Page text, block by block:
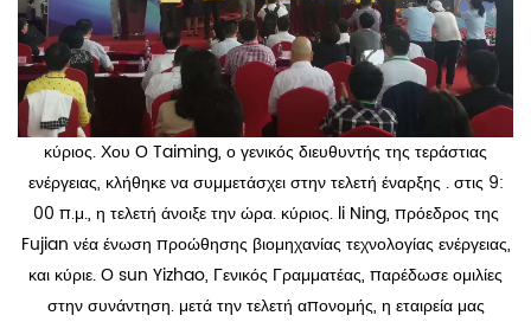
κύριος. Χου Ο Taiming, ο γενικός διευθυντής της τεράστιας
ενέργειας, κλήθηκε να συμμετάσχει στην τελετή έναρξης . στις 9:
00 π.μ., η τελετή άνοιξε την ώρα. κύριος. li Ning, πρόεδρος της
Fujian νέα ένωση προώθησης βιομηχανίας τεχνολογίας ενέργειας,
και κύριε. Ο sun Yizhao, Γενικός Γραμματέας, παρέδωσε ομιλίες
στην συνάντηση. μετά την τελετή απονομής, η εταιρεία μας